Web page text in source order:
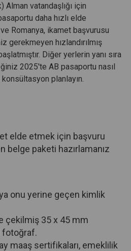
vatandaşlığı için
daha hızlı elde
Romanya, ikamet başvurusu
gerekmeyen hızlandırılmış
Diğer yerlerin yanı sıra
2025'te AB pasaportu nasıl
konsültasyon planlayın.
elde etmek için başvuru
belge paketi hazırlamanız
onu yerine geçen kimlik
çekilmiş 35 x 45 mm
fotoğraf.
ay maaş sertifikaları, emeklilik